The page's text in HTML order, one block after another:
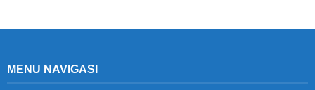
MENU NAVIGASI